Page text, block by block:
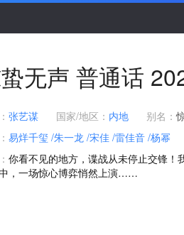
无声 普通话
张艺谋 国家/地区： 内地 别名：
易烊千玺 /朱一龙 /宋佳 /雷佳音 /杨幂
你看不见的地方，谍战从未停止交锋！
，一场惊心博弈悄然上演……